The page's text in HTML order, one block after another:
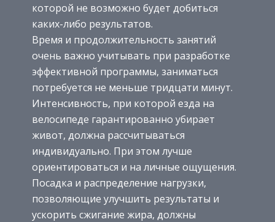
которой не возможно будет добиться
каких-либо результатов.
Время и продолжительность занятий
очень важно учитывать при разработке
эффективной программы, заниматься
потребуется не меньше тридцати минут.
Интенсивность, при которой езда на
велосипеде гарантированно убирает
живот, должна рассчитываться
индивидуально. При этом лучше
ориентироваться и на личные ощущения.
Посадка и распределение нагрузки,
позволяющие улучшить результаты и
ускорить сжигание жира, должны